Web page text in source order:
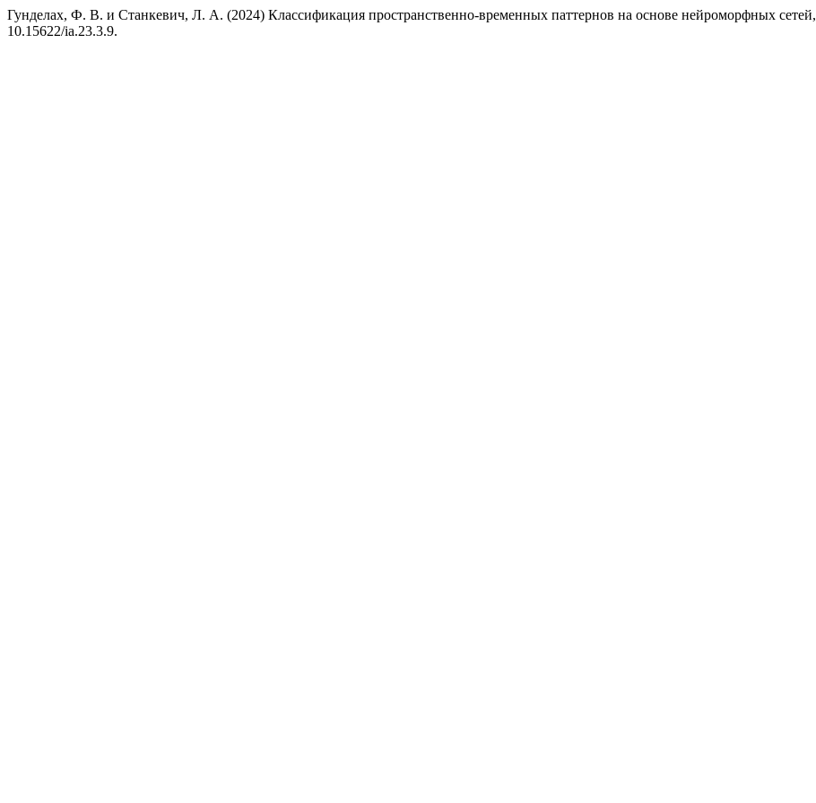
Гунделах, Ф. В. и Станкевич, Л. А. (2024) Классификация пространственно-временных паттернов на основе нейроморфных сетей,
10.15622/ia.23.3.9.